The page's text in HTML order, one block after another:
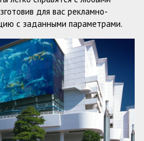
для вас рекламно-
с заданными параметрами.